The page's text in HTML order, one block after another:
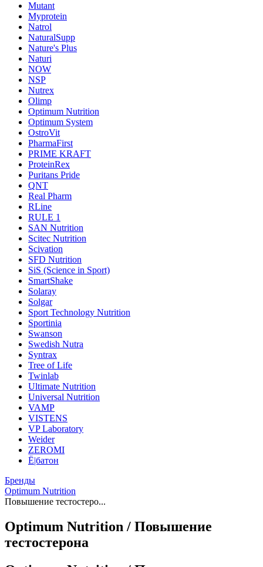
Mutant
Myprotein
Natrol
NaturalSupp
Nature's Plus
Naturi
NOW
NSP
Nutrex
Olimp
Optimum Nutrition
Optimum System
OstroVit
PharmaFirst
PRIME KRAFT
ProteinRex
Puritans Pride
QNT
Real Pharm
RLine
RULE 1
SAN Nutrition
Scitec Nutrition
Scivation
SFD Nutrition
SiS (Science in Sport)
SmartShake
Solaray
Solgar
Sport Technology Nutrition
Sportinia
Swanson
Swedish Nutra
Syntrax
Tree of Life
Twinlab
Ultimate Nutrition
Universal Nutrition
VAMP
VISTENS
VP Laboratory
Weider
ZEROMI
Ё|батон
Бренды
Optimum Nutrition
Повышение тестостеро...
Optimum Nutrition / Повышение
тестостерона